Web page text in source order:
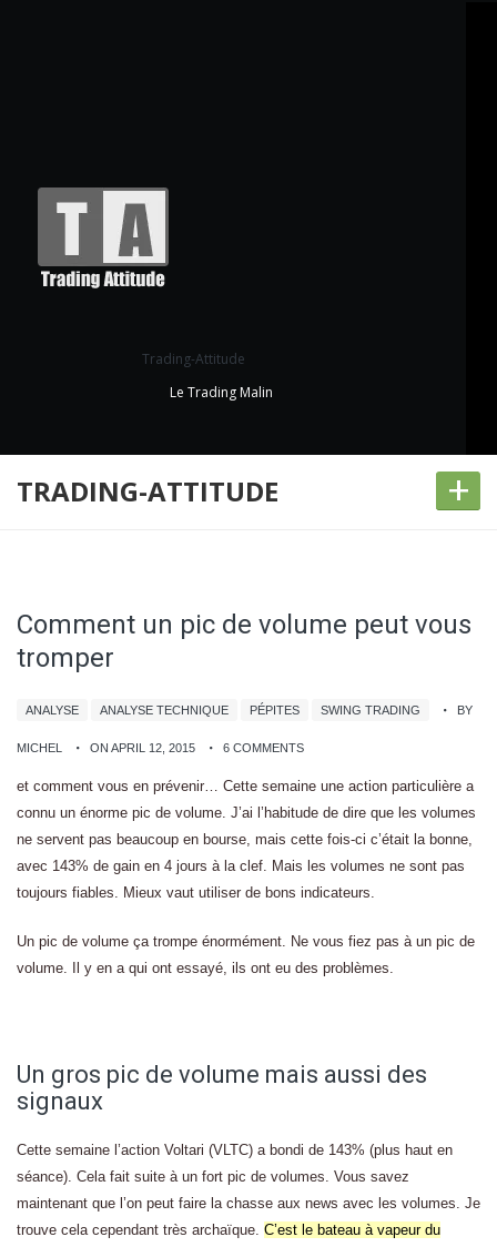
Trading-Attitude
Le Trading Malin
TRADING-ATTITUDE +
Comment un pic de volume peut vous
tromper
ANALYSE ANALYSE TECHNIQUE PÉPITES SWING TRADING BY
MICHEL ON APRIL 12, 2015 6 COMMENTS
et comment vous en prévenir… Cette semaine une action particulière a
connu un énorme pic de volume. J’ai l’habitude de dire que les volumes
ne servent pas beaucoup en bourse, mais cette fois-ci c’était la bonne,
avec 143% de gain en 4 jours à la clef. Mais les volumes ne sont pas
toujours fiables. Mieux vaut utiliser de bons indicateurs.
Un pic de volume ça trompe énormément. Ne vous fiez pas à un pic de
volume. Il y en a qui ont essayé, ils ont eu des problèmes.
Un gros pic de volume mais aussi des
signaux
Cette semaine l’action Voltari (VLTC) a bondi de 143% (plus haut en
séance). Cela fait suite à un fort pic de volumes. Vous savez
maintenant que l’on peut faire la chasse aux news avec les volumes. Je
trouve cela cependant très archaïque. C’est le bateau à vapeur du